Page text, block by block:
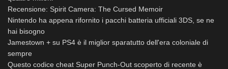
Recensione: Spirit Camera: The Cursed Memoir
Nintendo ha appena rifornito i pacchi batteria ufficiali 3DS, se ne
hai bisogno
Jamestown + su PS4 è il miglior sparatutto dell'era coloniale di
sempre
Questo codice cheat Super Punch-Out scoperto di recente è